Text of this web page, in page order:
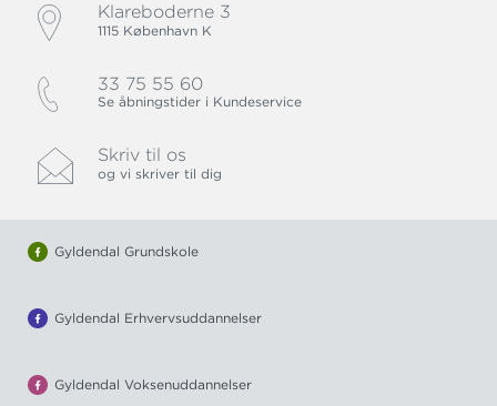
Klareboderne 3
1115 København K
33 75 55 60
Se åbningstider i Kundeservice
Skriv til os
og vi skriver til dig
Gyldendal Grundskole
Gyldendal Erhvervsuddannelser
Gyldendal Voksenuddannelser